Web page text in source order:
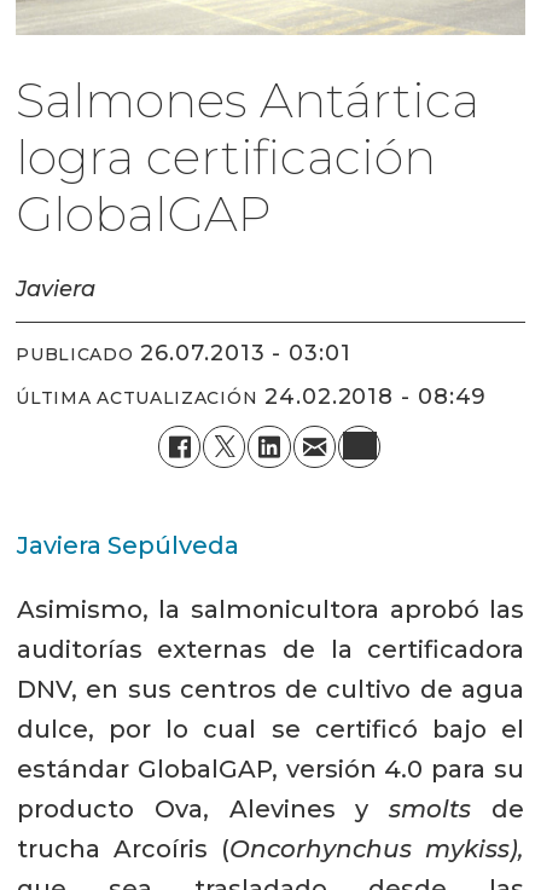
Salmones Antártica
logra certificación
GlobalGAP
Javiera
PUBLICADO 26.07.2013 - 03:01
ÚLTIMA ACTUALIZACIÓN 24.02.2018 - 08:49
Javiera Sepúlveda
Asimismo, la salmonicultora aprobó las
auditorías externas de la certificadora
DNV, en sus centros de cultivo de agua
dulce, por lo cual se certificó bajo el
estándar GlobalGAP, versión 4.0 para su
producto Ova, Alevines ysmolts de
trucha Arcoíris (Oncorhynchus mykiss),